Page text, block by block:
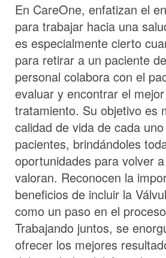
En CareOne, enfatizan el
para trabajar hacia una
es especialmente cierto
para retirar a un paciente
personal colabora con el
evaluar y encontrar el
tratamiento. Su objetivo es
calidad de vida de cada
pacientes, brindándoles
oportunidades para volver
valoran. Reconocen la
beneficios de incluir la
como un paso en el
Trabajando juntos, se
ofrecer los mejores